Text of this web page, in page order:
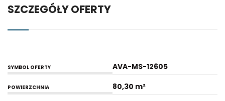
SZCZEGÓŁY OFERTY
SYMBOL OFERTY AVA-MS-12605
POWIERZCHNIA 80,30 m²